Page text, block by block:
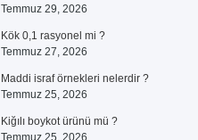
Temmuz 29, 2026
Kök 0,1 rasyonel mi ?
Temmuz 27, 2026
Maddi israf örnekleri nelerdir ?
Temmuz 25, 2026
Kiğılı boykot ürünü mü ?
Temmuz 25, 2026